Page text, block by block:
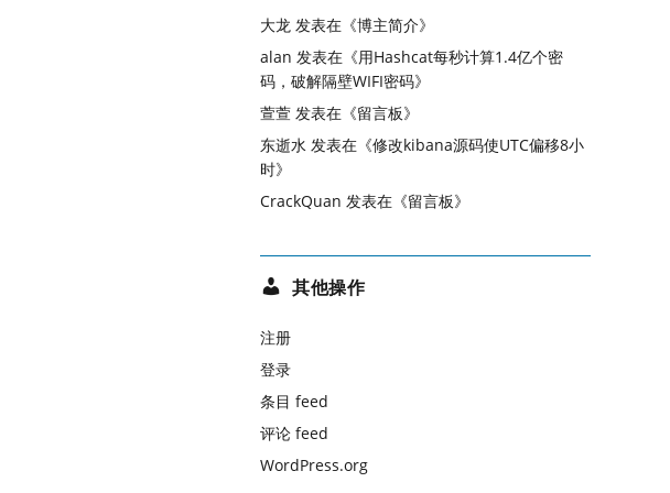
大龙 发表在《博主简介》
alan 发表在《用Hashcat每秒计算1.4亿个密
码，破解隔壁WIFI密码》
萱萱 发表在《留言板》
东逝水 发表在《修改kibana源码使UTC偏移8小
时》
CrackQuan 发表在《留言板》
其他操作
注册
登录
条目 feed
评论 feed
WordPress.org